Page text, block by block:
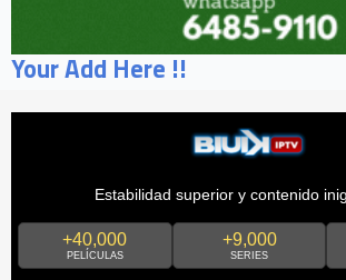
Your Add Here !!
Estabilidad superior y contenido
+40,000
PELÍCULAS
+9,000
SERIES